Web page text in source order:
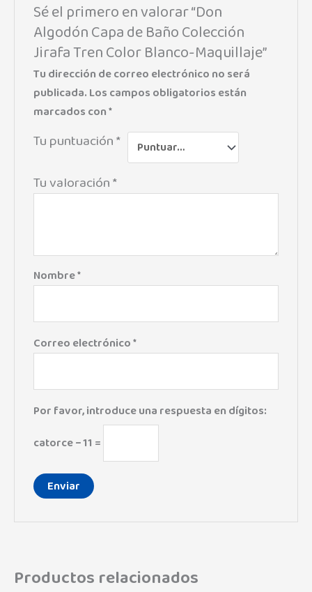
Sé el primero en valorar “Don
Algodón Capa de Baño Colección
Jirafa Tren Color Blanco-Maquillaje”
Tu dirección de correo electrónico no será
publicada.Los campos obligatorios están
marcados con*
Tu puntuación*
Tu valoración*
Nombre*
Correo electrónico*
Por favor, introduce una respuesta en dígitos:
catorce − 11 =
Productos relacionados